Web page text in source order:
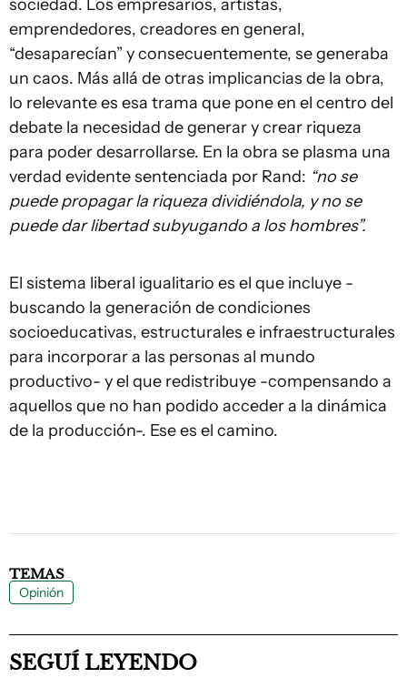
sociedad. Los empresarios, artistas,
emprendedores, creadores en general,
“desaparecían” y consecuentemente, se generaba
un caos. Más allá de otras implicancias de la obra,
lo relevante es esa trama que pone en el centro del
debate la necesidad de generar y crear riqueza
para poder desarrollarse. En la obra se plasma una
verdad evidente sentenciada por Rand: “no se
puede propagar la riqueza dividiéndola, y no se
puede dar libertad subyugando a los hombres”.
El sistema liberal igualitario es el que incluye -
buscando la generación de condiciones
socioeducativas, estructurales e infraestructurales
para incorporar a las personas al mundo
productivo- y el que redistribuye -compensando a
aquellos que no han podido acceder a la dinámica
de la producción-. Ese es el camino.
TEMAS
Opinión
SEGUÍ LEYENDO